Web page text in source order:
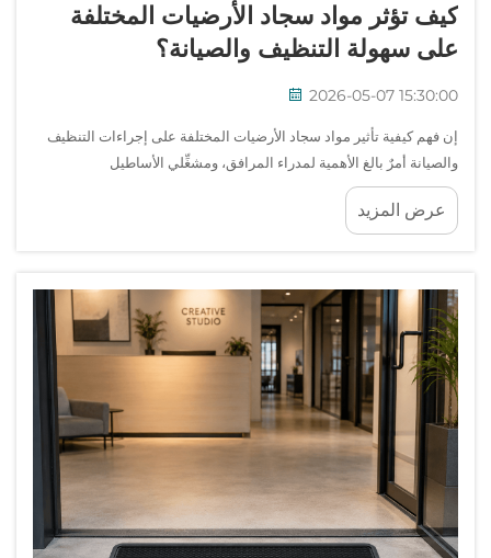
كيف تؤثر مواد سجاد الأرضيات المختلفة
على سهولة التنظيف والصيانة؟
2026-05-07 15:30:00
إن فهم كيفية تأثير مواد سجاد الأرضيات المختلفة على إجراءات التنظيف
والصيانة أمرٌ بالغ الأهمية لمدراء المرافق، ومشغِّلي الأساطيل
automobiles، وأصحاب العقارات التجارية الذين يحتاجون إلى تحقيق
توازن بين المتانة والمظهر وتكاليف العمالة. إن الـ...
عرض المزيد